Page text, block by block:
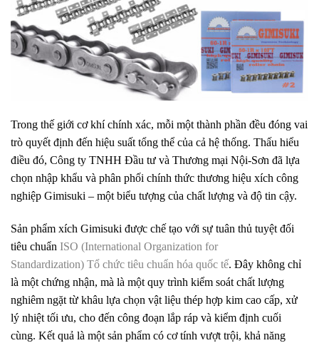
Trong thế giới cơ khí chính xác, mỗi một thành phần đều đóng vai
trò quyết định đến hiệu suất tổng thể của cả hệ thống. Thấu hiểu
điều đó, Công ty TNHH Đầu tư và Thương mại Nội-Sơn đã lựa
chọn nhập khẩu và phân phối chính thức thương hiệu xích công
nghiệp Gimisuki – một biểu tượng của chất lượng và độ tin cậy.
Sản phẩm xích Gimisuki được chế tạo với sự tuân thủ tuyệt đối
tiêu chuẩn ISO (International Organization for
Standardization) Tổ chức tiêu chuẩn hóa quốc tế. Đây không chỉ
là một chứng nhận, mà là một quy trình kiểm soát chất lượng
nghiêm ngặt từ khâu lựa chọn vật liệu thép hợp kim cao cấp, xử
lý nhiệt tối ưu, cho đến công đoạn lắp ráp và kiểm định cuối
cùng. Kết quả là một sản phẩm có cơ tính vượt trội, khả năng